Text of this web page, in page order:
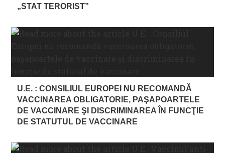
„STAT TERORIST”
U.E. : CONSILIUL EUROPEI NU RECOMANDĂ
VACCINAREA OBLIGATORIE, PAŞAPOARTELE
DE VACCINARE ŞI DISCRIMINAREA ÎN FUNCŢIE
DE STATUTUL DE VACCINARE